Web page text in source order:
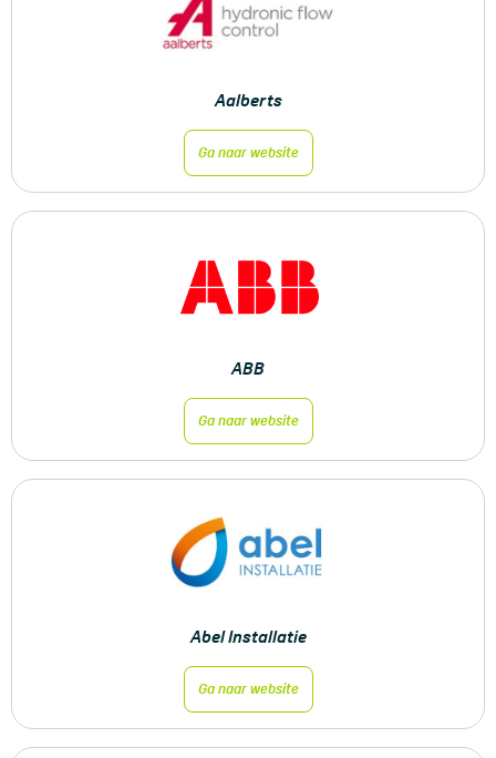
Aalberts
Ga naar website
ABB
Ga naar website
Abel Installatie
Ga naar website